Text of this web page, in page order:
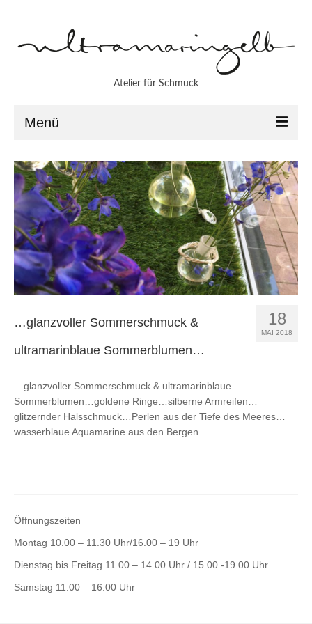
Atelier für Schmuck
Menü
Aktuell
Atelier
Werkstatt
Patrice Funke
Imke Jörns
18
MAI 2018
…glanzvoller Sommerschmuck &
ultramarinblaue Sommerblumen…
…glanzvoller Sommerschmuck & ultramarinblaue
Sommerblumen…goldene Ringe…silberne Armreifen…
glitzernder Halsschmuck…Perlen aus der Tiefe des Meeres…
wasserblaue Aquamarine aus den Bergen…
Öffnungszeiten
Montag 10.00 – 11.30 Uhr/16.00 – 19 Uhr
Dienstag bis Freitag 11.00 – 14.00 Uhr / 15.00 -19.00 Uhr
Samstag 11.00 – 16.00 Uhr